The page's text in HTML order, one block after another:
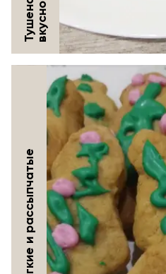
о